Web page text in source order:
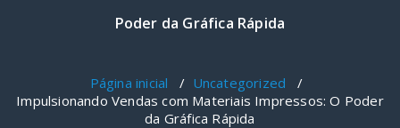
Poder da Gráfica Rápida
Página inicial / Uncategorized /
Impulsionando Vendas com Materiais Impressos: O Poder
da Gráfica Rápida